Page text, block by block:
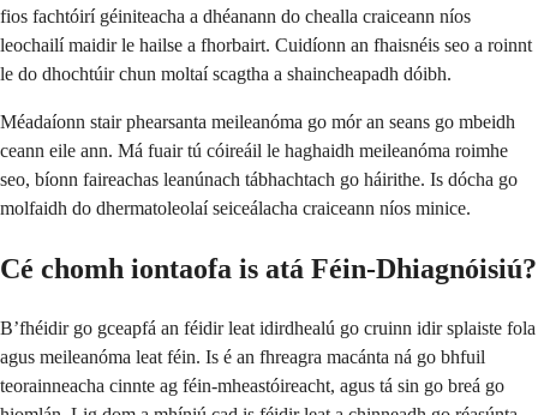
fios fachtóirí géiniteacha a dhéanann do chealla craiceann níos
leochailí maidir le hailse a fhorbairt. Cuidíonn an fhaisnéis seo a roinnt
le do dhochtúir chun moltaí scagtha a shaincheapadh dóibh.
Méadaíonn stair phearsanta meileanóma go mór an seans go mbeidh
ceann eile ann. Má fuair tú cóireáil le haghaidh meileanóma roimhe
seo, bíonn faireachas leanúnach tábhachtach go háirithe. Is dócha go
molfaidh do dhermatoleolaí seiceálacha craiceann níos minice.
Cé chomh iontaofa is atá Féin-Dhiagnóisiú?
B’fhéidir go gceapfá an féidir leat idirdhealú go cruinn idir splaiste fola
agus meileanóma leat féin. Is é an fhreagra macánta ná go bhfuil
teorainneacha cinnte ag féin-mheastóireacht, agus tá sin go breá go